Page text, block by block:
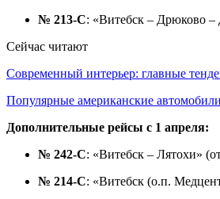
№ 213-С: «Витебск – Дрюково –
Сейчас читают
Современный интерьер: главные
Популярные американские
Дополнительные рейсы с 1 апреля:
№ 242-С: «Витебск – Лятохи»
№ 214-С: «Витебск (о.п.